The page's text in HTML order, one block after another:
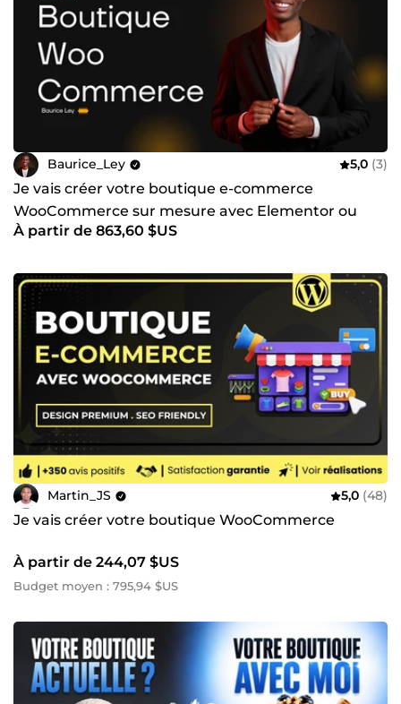
Baurice_Ley 5,0 (3)
Je vais créer votre boutique e-commerce
WooCommerce sur mesure avec Elementor ou
Bricks
À partir de 863,60 $US
Martin_JS 5,0 (48)
Je vais créer votre boutique WooCommerce
À partir de 244,07 $US
Budget moyen : 795,94 $US